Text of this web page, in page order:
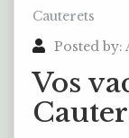
Cauterets
Posted by:
Vos